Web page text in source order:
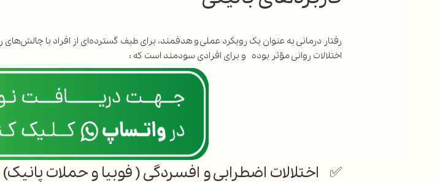
رفتار درمانی به عنوان یک رویکرد عملی و هدفمند، برای طیف گسترده‌ای از افراد با
اختلالات روانی مؤثر بوده و برای افرادی سودمند است که :
✅ اختلالات اضطرابی و افسردگی ( فوبیا و حملات پانیک)